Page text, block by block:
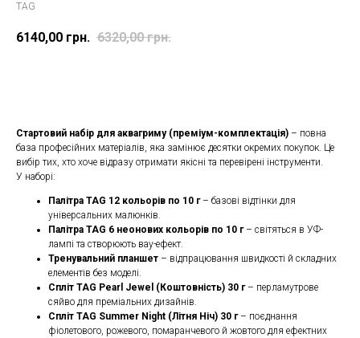
TAG
6140,00 грн. 6320,00 грн.
Стартовий набір для аквагриму (преміум-комплектація) – повна
база професійних матеріалів, яка замінює десятки окремих покупок. Це
вибір тих, хто хоче відразу отримати якісні та перевірені інструменти.
У наборі:
Палітра TAG 12 кольорів по 10 г– базові відтінки для
універсальних малюнків.
Палітра TAG 6 неонових кольорів по 10 г– світяться в УФ-
лампі та створюють вау-ефект.
Тренувальний планшет – відпрацювання швидкості й складних
елементів без моделі.
Спліт TAG Pearl Jewel (Коштовність) 30 г– перламутрове
сяйво для преміальних дизайнів.
Спліт TAG Summer Night (Літня Ніч) 30 г– поєднання
фіолетового, рожевого, помаранчевого й жовтого для ефектних